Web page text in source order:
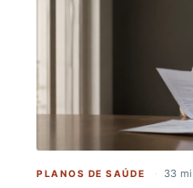
PLANOS DE SAÚDE · 33